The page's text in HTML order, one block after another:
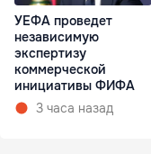
УЕФА проведет
независимую
экспертизу
коммерческой
инициативы ФИФА
3 часа назад